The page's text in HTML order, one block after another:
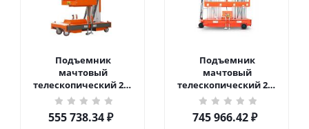
Подъемник
мачтовый
телескопический 200
кг 6 м TOR GTWY6-200S
DC 2-мачтовый
(автономный) (G) в
555 738.34₽
Подъемник
мачтовый
телескопический 200
кг 10 м TOR GTWY10-
200S DC 2-мачтовый
(автономный) (N) в
745 966.42₽